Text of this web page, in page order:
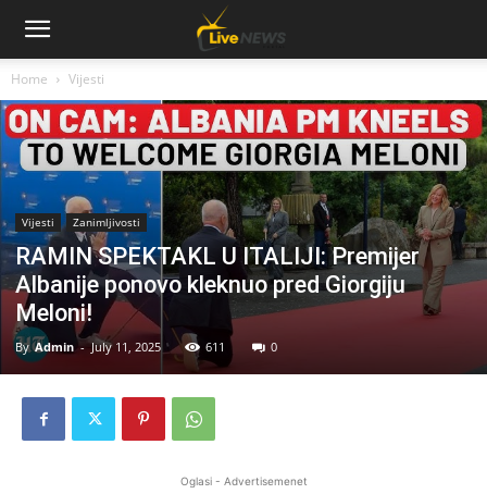
Home Vijesti
Vijesti Zanimljivosti
RAMIN SPEKTAKL U ITALIJI: Premijer
Albanije ponovo kleknuo pred Giorgiju
Meloni!
By Admin - July 11, 2025 611 0
Oglasi - Advertisemenet